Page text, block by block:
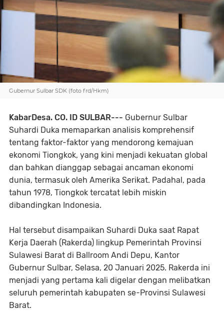
Gubernur Sulbar SDK (foto frd/Hkm)
KabarDesa. CO. ID SULBAR--- Gubernur Sulbar
Suhardi Duka memaparkan analisis komprehensif
tentang faktor-faktor yang mendorong kemajuan
ekonomi Tiongkok, yang kini menjadi kekuatan global
dan bahkan dianggap sebagai ancaman ekonomi
dunia, termasuk oleh Amerika Serikat. Padahal, pada
tahun 1978, Tiongkok tercatat lebih miskin
dibandingkan Indonesia.
Hal tersebut disampaikan Suhardi Duka saat Rapat
Kerja Daerah (Rakerda) lingkup Pemerintah Provinsi
Sulawesi Barat di Ballroom Andi Depu, Kantor
Gubernur Sulbar, Selasa, 20 Januari 2025. Rakerda ini
menjadi yang pertama kali digelar dengan melibatkan
seluruh pemerintah kabupaten se-Provinsi Sulawesi
Barat.